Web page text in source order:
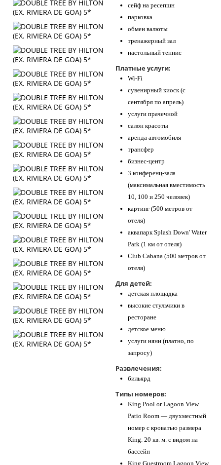
сейф на ресепшн
парковка
обмен валюты
тренажерный зал
настольный теннис
Платные услуги:
Wi-Fi
сувенирный киоск (с
сентября по апрель)
услуги прачечной
салон красоты
аренда автомобиля
трансфер
бизнес-центр
3 конференц-зала
(максимальная вместимость
10, 100 и 250 человек)
картинг (500 метров от
отеля)
аквапарк Splash Down' Water
Park (1 км от отеля)
Club Cabana (500 метров от
отеля)
Для детей:
детская площадка
высокие стульчики в
ресторане
детское меню
услуги няни (платно, по
запросу)
Развлечения:
бильярд
Типы номеров:
King Pool or Lagoon View
Patio Room — двухместный
номер с кроватью размера
King. 20 кв. м. с видом на
бассейн
King Guestroom Lagoon View